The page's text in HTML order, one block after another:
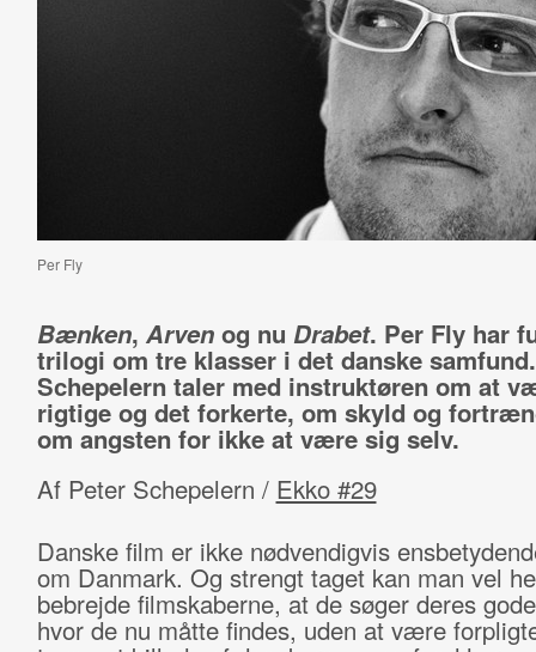
Per Fly
Bænken, Arvenog nu Drabet. Per Fly har
trilogi om tre klasser i det danske
Schepelern taler med instruktøren om at
rigtige og det forkerte, om skyld og
om angsten for ikke at være sig selv.
Af Peter Schepelern / Ekko #29
Danske film er ikke nødvendigvis
om Danmark. Og strengt taget kan man vel
bebrejde filmskaberne, at de søger deres
hvor de nu måtte findes, uden at være